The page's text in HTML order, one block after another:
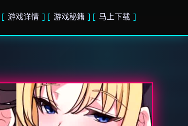
游戏详情 游戏秘籍 马上下载